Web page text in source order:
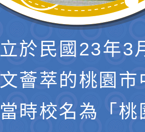
於民國23年3
薈萃的桃園市
時校名為「桃